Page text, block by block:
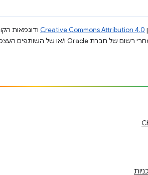
Creative Commons Attribution 4.0 ודוגמאות